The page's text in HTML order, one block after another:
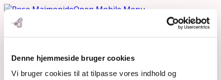
Denne hjemmeside bruger cookies
Vi bruger cookies til at tilpasse vores indhold og
Open Mobile Menu
2016-05-15 14.07.50